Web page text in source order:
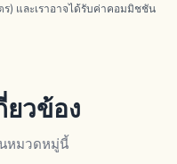
และเราอาจได้รับค่าคอมมิชชัน
ยวข้อง
หมวดหมู่นี้